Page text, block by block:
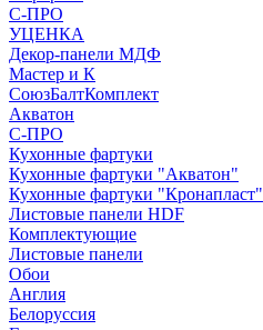
С-ПРО
УЦЕНКА
Декор-панели МДФ
Мастер и К
СоюзБалтКомплект
Акватон
С-ПРО
Кухонные фартуки
Кухонные фартуки "Акватон"
Кухонные фартуки "Кронапласт"
Листовые панели HDF
Комплектующие
Листовые панели
Обои
Англия
Белоруссия